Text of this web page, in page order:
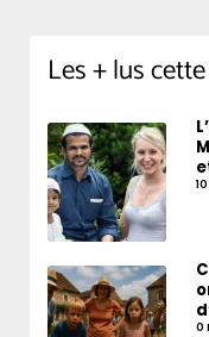
Les + lus
0